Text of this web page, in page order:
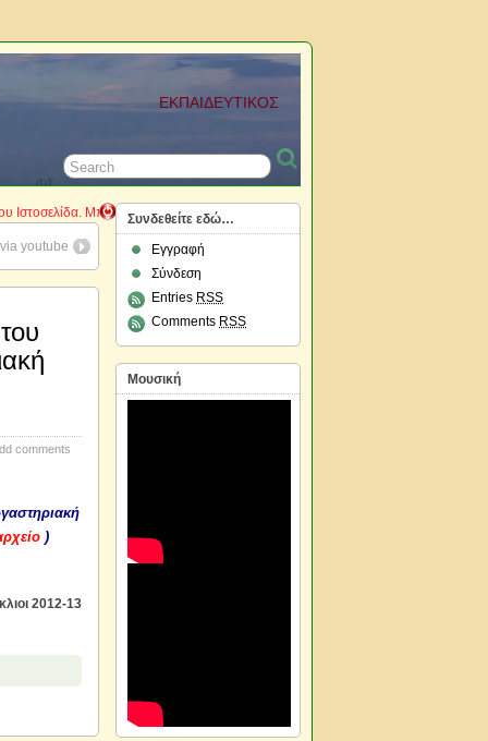
ΕΚΠΑΙΔΕΥΤΙΚΟΣ
Μπορείτε να κάνετε την εγγραφή σας ως μέλη, να γράφετε τα άρθρα σας
youtube
comments
)
2012-13
Συνδεθείτε εδώ…
Εγγραφή
Σύνδεση
Entries RSS
Comments RSS
Μουσική